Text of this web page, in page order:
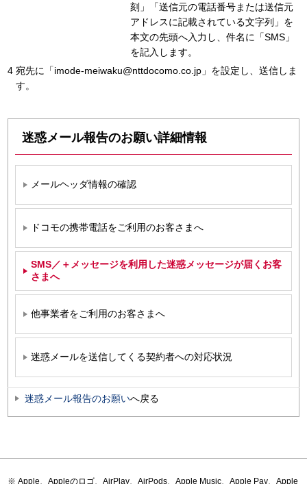
刻」「送信元の電話番号または送信元
アドレスに記載されている文字列」を
本文の先頭へ入力し、件名に「SMS」
を記入します。
宛先に「imode-meiwaku@nttdocomo.co.jp」を設定し、送信しま
す。
迷惑メール報告のお願い詳細情報
メールヘッダ情報の確認
ドコモの携帯電話をご利用のお客さまへ
SMS／＋メッセージを利用した迷惑メッセージが届くお客
さまへ
他事業者をご利用のお客さまへ
迷惑メールを送信してくる契約者への対応状況
迷惑メール報告のお願いへ戻る
Apple、Appleのロゴ、AirPlay、AirPods、Apple Music、Apple Pay、Apple